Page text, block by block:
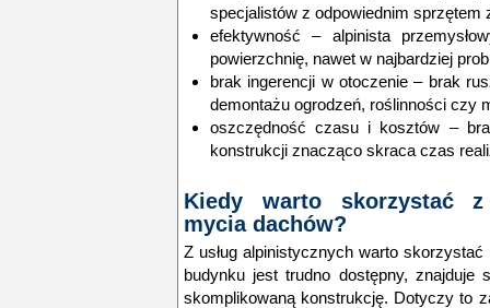
specjalistów z odpowiednim sprzętem
efektywność – alpinista
powierzchnię, nawet w najbardziej
brak ingerencji w otoczenie – brak
demontażu ogrodzeń, roślinności czy
oszczędność czasu i kosztów –
konstrukcji znacząco skraca czas
Kiedy warto skorzystać z
mycia dachów?
Z usług alpinistycznych warto
budynku jest trudno dostępny,
skomplikowaną konstrukcję. Dotyczy to